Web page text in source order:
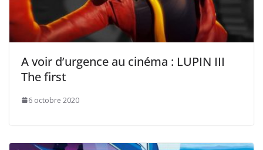
A voir d’urgence au cinéma : LUPIN III
The first
6 octobre 2020